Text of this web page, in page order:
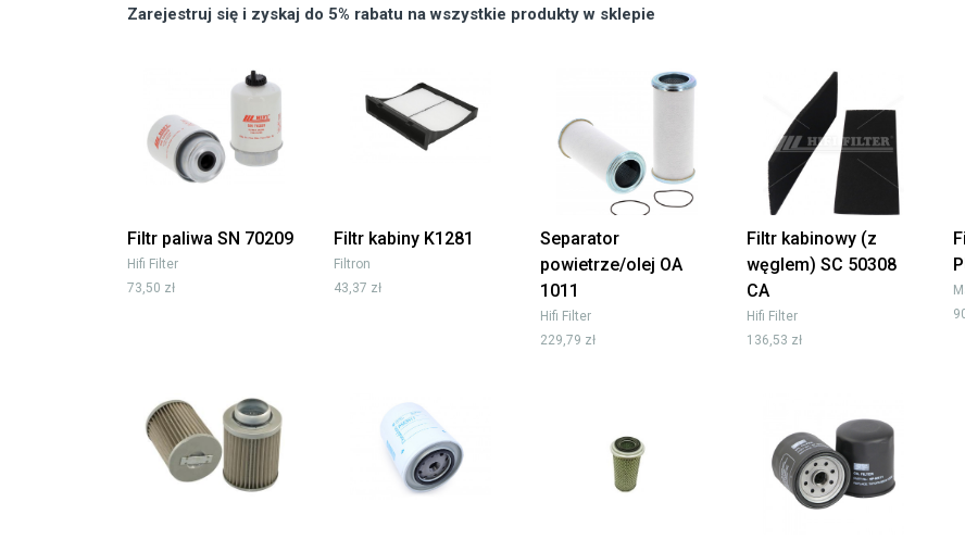
Zarejestruj się i zyskaj do 5% rabatu na wszystkie produkty w sklepie
Filtr paliwa SN 70209
Hifi Filter
73,50 zł
Filtr kabiny K1281
Filtron
43,37 zł
Separator
powietrze/olej OA
1011
Hifi Filter
229,79 zł
Filtr kabinowy (z
węglem) SC 50308
CA
Hifi Filter
136,53 zł